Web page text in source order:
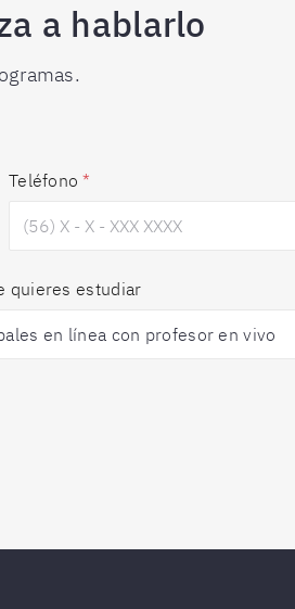
a hablarlo
Teléfono *
quieres estudiar